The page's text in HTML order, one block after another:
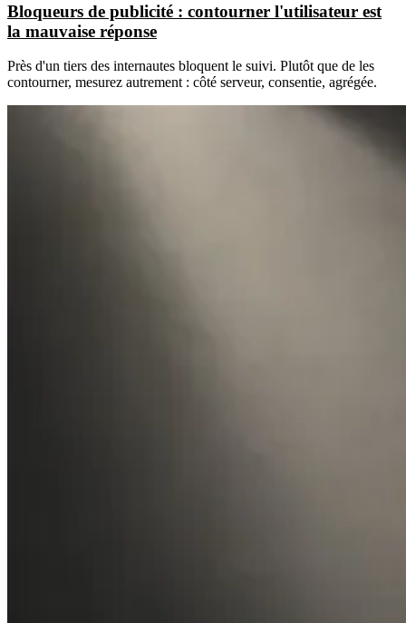
Bloqueurs de publicité : contourner l'utilisateur est
la mauvaise réponse
Près d'un tiers des internautes bloquent le suivi. Plutôt que de les
contourner, mesurez autrement : côté serveur, consentie, agrégée.